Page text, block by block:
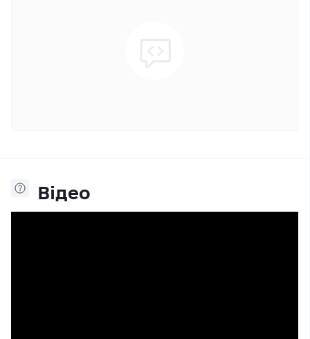
Відео